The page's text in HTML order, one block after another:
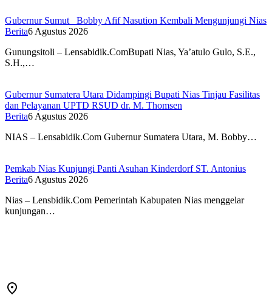
Gubernur Sumut Bobby Afif Nasution Kembali Mengunjungi Nias
Berita6 Agustus 2026
Gunungsitoli – Lensabidik.ComBupati Nias, Ya’atulo Gulo, S.E.,
S.H.,…
Gubernur Sumatera Utara Didampingi Bupati Nias Tinjau Fasilitas
dan Pelayanan UPTD RSUD dr. M. Thomsen
Berita6 Agustus 2026
NIAS – Lensabidik.Com Gubernur Sumatera Utara, M. Bobby…
Pemkab Nias Kunjungi Panti Asuhan Kinderdorf ST. Antonius
Berita6 Agustus 2026
Nias – Lensbidik.Com Pemerintah Kabupaten Nias menggelar
kunjungan…